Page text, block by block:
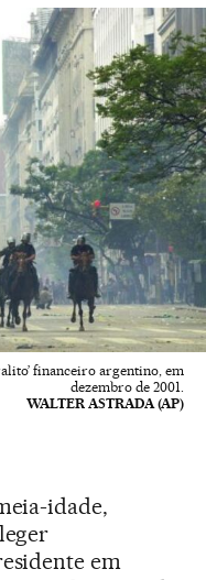
financeiro argentino, em
dezembro de 2001.
WALTER ASTRADA (AP)
idade,
em